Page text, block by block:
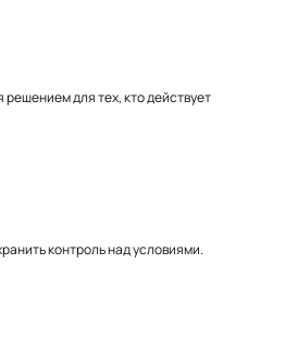
для тех, кто действует
контроль над условиями.